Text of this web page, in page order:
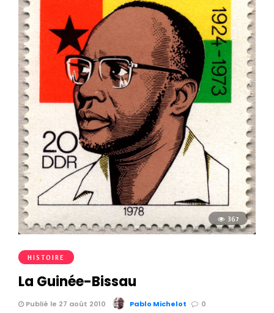
367
HISTOIRE
La Guinée-Bissau
Publié le 27 août 2010 Pablo Michelot 0